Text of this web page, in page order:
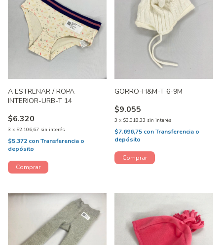
A ESTRENAR / ROPA
INTERIOR-URB-T 14
$6.320
3 x $2.106,67 sin interés
$5.372 conTransferencia o
depósito
GORRO-H&M-T 6-9M
$9.055
3 x $3.018,33 sin interés
$7.696,75 conTransferencia o
depósito